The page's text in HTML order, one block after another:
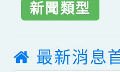
新聞類型
最新消息